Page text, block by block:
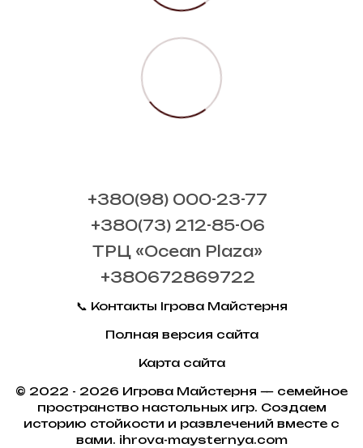
+380(98) 000-23-77
+380(73) 212-85-06
ТРЦ «Ocean Plaza»
+380672869722
📞 Контакты Ігрова Майстерня
Полная версия сайта
Карта сайта
© 2022 - 2026 Игрова Майстерня — семейное
пространство настольных игр. Создаем
историю стойкости и развлечений вместе с
вами. ihrova-maysternya.com